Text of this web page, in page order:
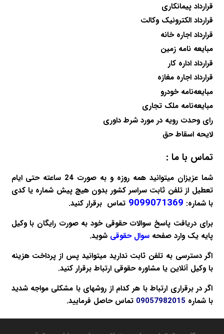
قرارداد پیمانکاری
قرارداد الکترونیک وکالت
قرارداد اجاره خانه
مبایعه نامه زمین
قرارداد اداره کار
قرارداد اجاره مغازه
مبایعه‌نامه خودرو
مبایعه‌نامه ملک تجاری
رای وحدت رویه در مورد شرط داوری
لایحه اسقاط حق
تماس با ما :
شما عزیزان میتوانید همه روزه و به صورت 24 ساعته حتی ایام
تعطیل از تلفن ثابت سراسر کشور بدون هیچ پیش شماره یا کدی
با شماره: 9099071369 تماس برقرار کنید.
برای دریافت پاسخ سوالات حقوقی خود به صورت رایگان با وکیل
پایه یک وارد صفحهسوال حقوقی شوید.
اگر دسترسی به تلفن ثابت ندارید میتوانید پس از پرداخت هزینه
باوکیل آنلاین یامشاوره حقوقی ارتباط برقرار کنید.
اگر در برقراری ارتباط با هر کدام از روشهای با مشکلی مواجه شدید
با شماره 09057982015 تماس حاصل فرمایید.